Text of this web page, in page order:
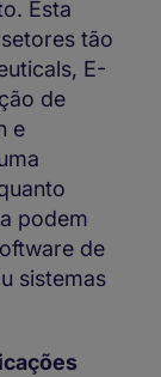
Esta
tão
E-
de
e
podem
de
sistemas